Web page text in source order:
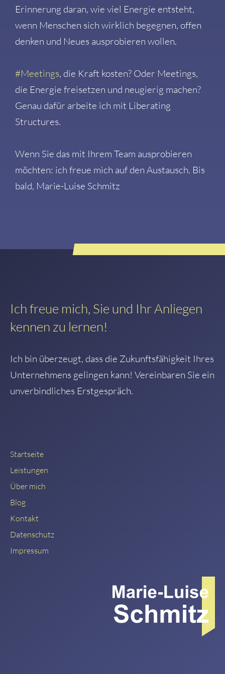
Erinnerung daran, wie viel Energie entsteht,
wenn Menschen sich wirklich begegnen, offen
denken und Neues ausprobieren wollen.
#Meetings, die Kraft kosten? Oder Meetings,
die Energie freisetzen und neugierig machen?
Genau dafür arbeite ich mit Liberating
Structures.
Wenn Sie das mit Ihrem Team ausprobieren
möchten: ich freue mich auf den Austausch. Bis
bald, Marie-Luise Schmitz
Ich freue mich, Sie und Ihr Anliegen
kennen zu lernen!
Ich bin überzeugt, dass die Zukunftsfähigkeit Ihres
Unternehmens gelingen kann! Vereinbaren Sie ein
unverbindliches Erstgespräch.
Startseite
Leistungen
Über mich
Blog
Kontakt
Datenschutz
Impressum